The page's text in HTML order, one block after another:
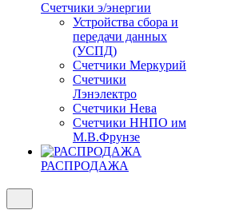
Счетчики э/энергии
Устройства сбора и
передачи данных
(УСПД)
Счетчики Меркурий
Счетчики
Лэнэлектро
Счетчики Нева
Счетчики ННПО им
М.В.Фрунзе
РАСПРОДАЖА